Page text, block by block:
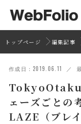
トップページ 編集記事
作成日：2019.06.11 ／
ェーズごとの
LAZE（ブレイ